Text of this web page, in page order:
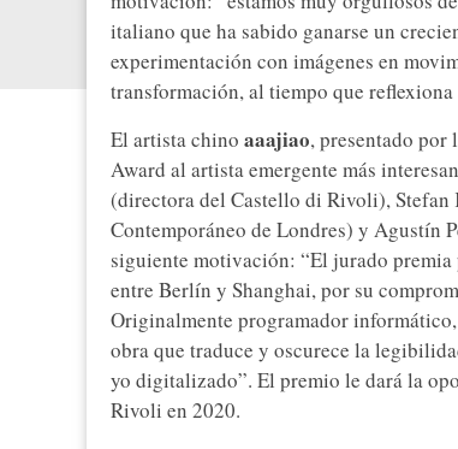
italiano que ha sabido ganarse un
experimentación con imágenes en
transformación, al tiempo que
El artista chino aaajiao, presentado por
Award al artista emergente más
(directora del Castello di Rivoli),
Contemporáneo de Londres) y Agustín
siguiente motivación: “El jurado
entre Berlín y Shanghai, por su
Originalmente programador
obra que traduce y oscurece la
yo digitalizado”. El premio le dará la
Rivoli en 2020.